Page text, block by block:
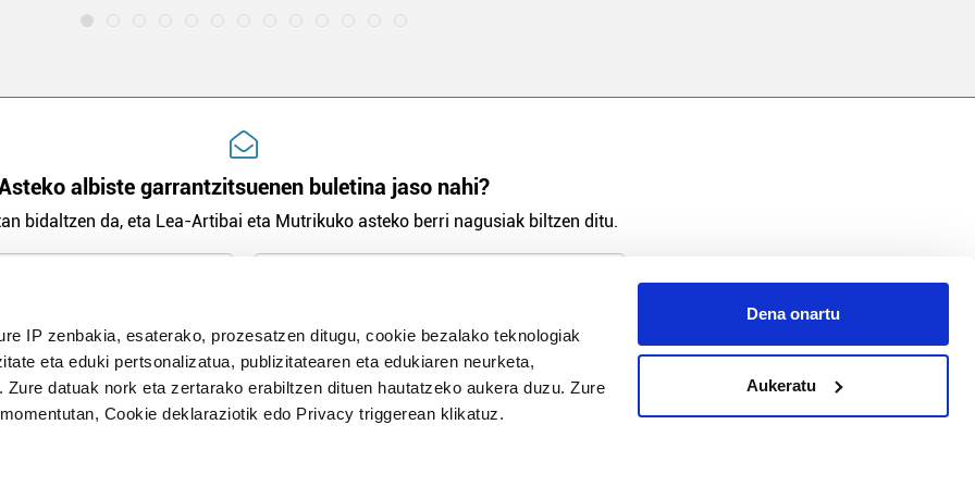
IP zenbakia, esaterako, prozesatzen ditugu, cookie bezalako teknologiak
eta eduki pertsonalizatua, publizitatearen eta edukiaren neurketa,
datuak nork eta zertarako erabiltzen dituen hautatzeko aukera duzu. Zure
Cookie deklaraziotik edo Privacy triggerean klikatuz.
Dena onartu
Aukeratu
albiste garrantzitsuenen buletina jaso nahi?
bidaltzen da, eta Lea-Artibai eta Mutrikuko asteko berri nagusiak biltzen ditu.
Harpidetu